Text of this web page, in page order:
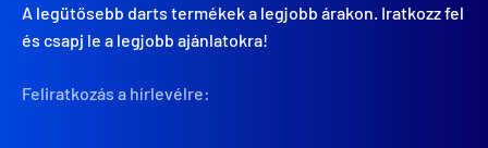
A legütősebb darts termékek a legjobb árakon. Iratkozz fel
és csapj le a legjobb ajánlatokra!
Feliratkozás a hírlevélre: